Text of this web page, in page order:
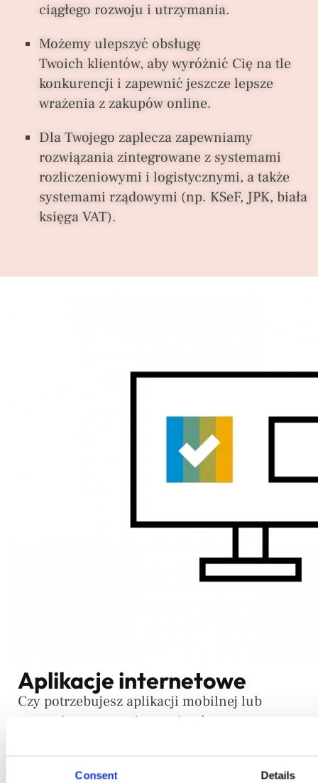
Consent Details
ciągłego rozwoju i utrzymania.
Możemy ulepszyć obsługę
Twoich klientów, aby wyróżnić Cię na tle
konkurencji i zapewnić jeszcze lepsze
wrażenia z zakupów online.
Dla Twojego zaplecza zapewniamy
rozwiązania zintegrowane z systemami
rozliczeniowymi i logistycznymi, a także
systemami rządowymi (np. KSeF, JPK, biała
księga VAT).
Aplikacje internetowe
Czy potrzebujesz aplikacji mobilnej lub
strony internetowej, a może obu
Niezależnie od projektu nasi specjaliści